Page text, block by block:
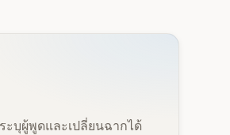
ะบุผู้พูดและเปลี่ยนฉากได้